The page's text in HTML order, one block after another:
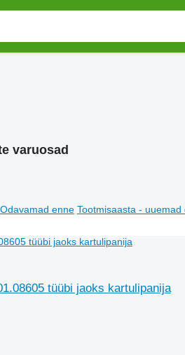
varuosad
Odavamad enne Tootmisaasta - uuemad
tüübi jaoks kartulipanija